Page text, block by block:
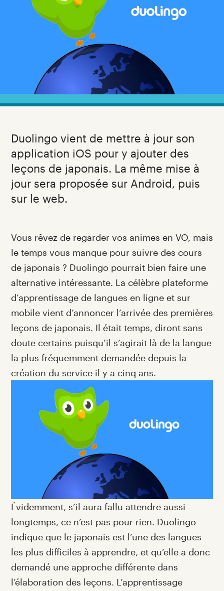
Duolingo vient de mettre à jour son
application iOS pour y ajouter des
leçons de japonais. La même mise à
jour sera proposée sur Android, puis
sur le web.
Introduction
Vous rêvez de regarder vos animes en VO, mais
le temps vous manque pour suivre des cours
de japonais ? Duolingo pourrait bien faire une
alternative intéressante. La célèbre plateforme
d’apprentissage de langues en ligne et sur
mobile vient d’annoncer l’arrivée des premières
leçons de japonais. Il était temps, diront sans
doute certains puisqu’il s’agirait là de la langue
la plus fréquemment demandée depuis la
création du service il y a cinq ans.
Évidemment, s’il aura fallu attendre aussi
longtemps, ce n’est pas pour rien. Duolingo
indique que le japonais est l’une des langues
les plus difficiles à apprendre, et qu’elle a donc
demandé une approche différente dans
l’élaboration des leçons. L’apprentissage